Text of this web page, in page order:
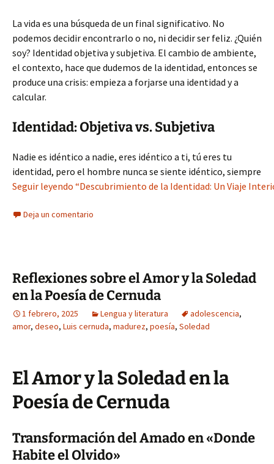
La vida es una búsqueda de un final significativo. No
podemos decidir encontrarlo o no, ni decidir ser feliz. ¿Quién
soy? Identidad objetiva y subjetiva. El cambio de ambiente,
el contexto, hace que dudemos de la identidad, entonces se
produce una crisis: empieza a forjarse una identidad y a
calcular.
Identidad: Objetiva vs. Subjetiva
Nadie es idéntico a nadie, eres idéntico a ti, tú eres tu
identidad, pero el hombre nunca se siente idéntico, siempre
Seguir leyendo “Descubrimiento de la Identidad: Un Viaje
Deja un comentario
Reflexiones sobre el Amor y la Soledad
en la Poesía de Cernuda
1 febrero, 2025 Lengua y literatura adolescencia,
amor, deseo, Luis cernuda, madurez, poesía, Soledad
El Amor y la Soledad en la
Poesía de Cernuda
Transformación del Amado en «Donde
Habite el Olvido»